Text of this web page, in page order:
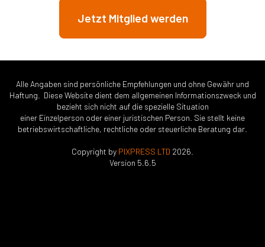
Jetzt Mitglied werden
Alle Angaben sind persönliche Empfehlungen und ohne Gewähr und
Haftung. Diese Website dient dem allgemeinen Informationszweck und
bezieht sich nicht auf die spezielle Situation
einer Einzelperson oder einer juristischen Person. Sie stellt keine
betriebswirtschaftliche, rechtliche oder steuerliche Beratung dar.
Copyright by PIXPRESS LTD 2026.
Version 5.6.5